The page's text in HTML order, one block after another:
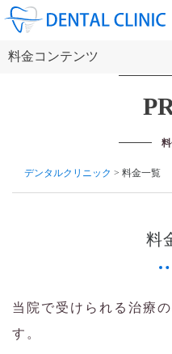
料金コンテンツ
デンタルクリニック > 料金一覧
料
当院で受けられる治療
す。